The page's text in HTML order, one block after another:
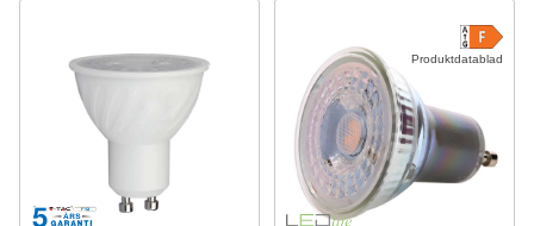
Produktdatablad